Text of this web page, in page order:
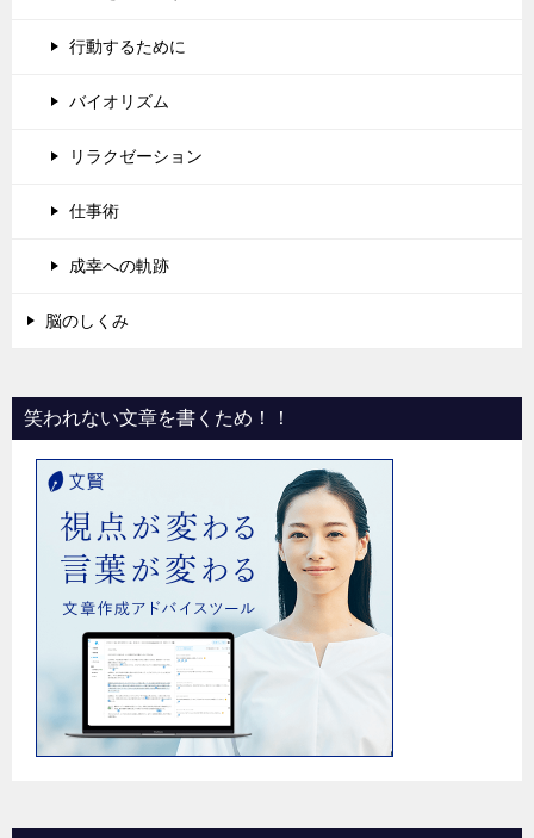
行動するために
バイオリズム
リラクゼーション
仕事術
成幸への軌跡
脳のしくみ
笑われない文章を書くため！！